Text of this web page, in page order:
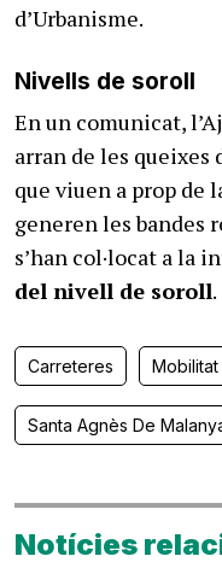
d’Urbanisme.
Nivells de soroll
En un comunicat,
arran de les queixes
que viuen a prop de
generen les bandes
s’han col·locat a la
del nivell de soroll.
Carreteres Mobilitat
Santa Agnès De
Notícies